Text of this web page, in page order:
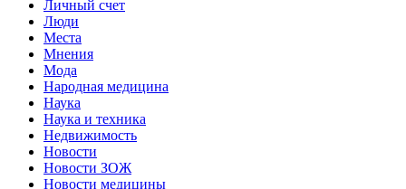
Личный счет
Люди
Места
Мнения
Мода
Народная медицина
Наука
Наука и техника
Недвижимость
Новости
Новости ЗОЖ
Новости медицины